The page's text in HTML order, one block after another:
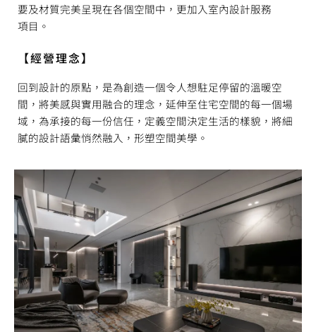
要及材質完美呈現在各個空間中，更加入室內設計服務
項目。
【經營理念】
回到設計的原點， 是為創造一個令人想駐足停留的溫暖空
間，將美感與實用融合的理念，延伸至住宅空間的每一個場
域，為承接的每一份信任，定義空間決定生活的樣貌，將細
膩的設計語彙悄然融入，形塑空間美學。